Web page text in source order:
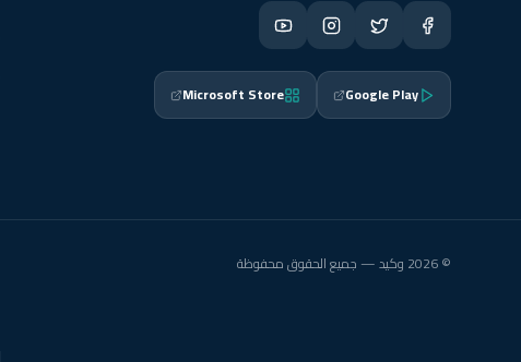
Google Play
Microsoft Store
© 2026 وكيد — جميع الحقوق محفوظة